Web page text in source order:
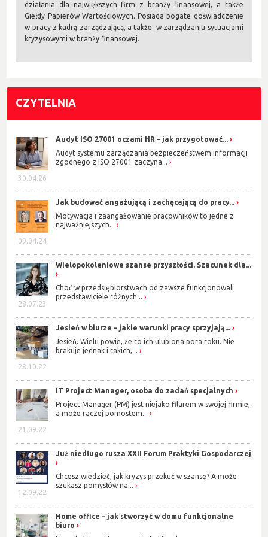
działania dla największych firm z branży finansowej, a także
Giełdy Papierów Wartościowych. Posiada bogate doświadczenie
w pracy z kadrą zarządzającą, a także w zarządzaniu sytuacjami
kryzysowymi w branży finansowej.
CZYTELNIA
30.04.26
Audyt ISO 27001 oczami HR – jak przygotować...
Audyt systemu zarządzania bezpieczeństwem informacji
zgodnego z ISO 27001 zaczyna...
09.04.24
Jak budować angażującą i zachęcającą do pracy...
Motywacja i zaangażowanie pracowników to jedne z
najważniejszych...
28.07.23
Wielopokoleniowe szanse przyszłości. Szacunek dla...
Choć w przedsiębiorstwach od zawsze funkcjonowali
przedstawiciele różnych...
28.10.22
Jesień w biurze – jakie warunki pracy sprzyjają...
Jesień. Wielu powie, że to ich ulubiona pora roku. Nie
brakuje jednak i takich,...
21.09.22
IT Project Manager, osoba do zadań specjalnych
Project Manager (PM) jest niejako filarem w swojej firmie,
a może raczej pomostem...
12.09.22
Już niedługo rusza XXII Forum Praktyki Gospodarczej
Chcesz wiedzieć, jak kryzys przekuć w szansę? A może
szukasz pomysłów na...
Home office – jak stworzyć w domu funkcjonalne
biuro